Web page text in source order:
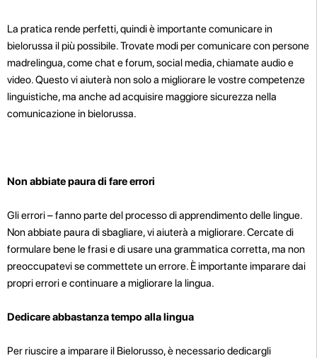
La pratica rende perfetti, quindi è importante comunicare in
bielorussa il più possibile. Trovate modi per comunicare con persone
madrelingua, come chat e forum, social media, chiamate audio e
video. Questo vi aiuterà non solo a migliorare le vostre competenze
linguistiche, ma anche ad acquisire maggiore sicurezza nella
comunicazione in bielorussa.
Non abbiate paura di fare errori
Gli errori – fanno parte del processo di apprendimento delle lingue.
Non abbiate paura di sbagliare, vi aiuterà a migliorare. Cercate di
formulare bene le frasi e di usare una grammatica corretta, ma non
preoccupatevi se commettete un errore. È importante imparare dai
propri errori e continuare a migliorare la lingua.
Dedicare abbastanza tempo alla lingua
Per riuscire a imparare il Bielorusso, è necessario dedicargli